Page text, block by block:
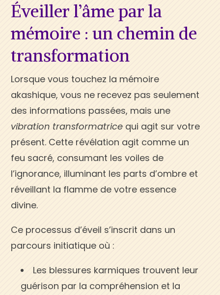
Éveiller l’âme par la
mémoire : un chemin de
transformation
Lorsque vous touchez la mémoire
akashique, vous ne recevez pas seulement
des informations passées, mais une
vibration transformatrice qui agit sur votre
présent. Cette révélation agit comme un
feu sacré, consumant les voiles de
l’ignorance, illuminant les parts d’ombre et
réveillant la flamme de votre essence
divine.
Ce processus d’éveil s’inscrit dans un
parcours initiatique où :
Les blessures karmiques trouvent leur
guérison par la compréhension et la